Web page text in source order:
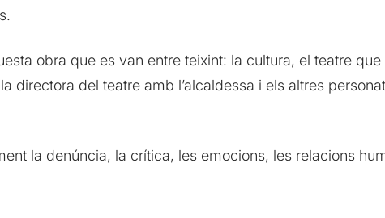
obra que es van entre teixint: la cultura, el teatre
directora del teatre amb l’alcaldessa i els altres
la denúncia, la crítica, les emocions, les relacions